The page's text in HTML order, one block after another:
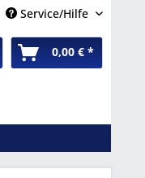
Service/Hilfe
0,00 € *